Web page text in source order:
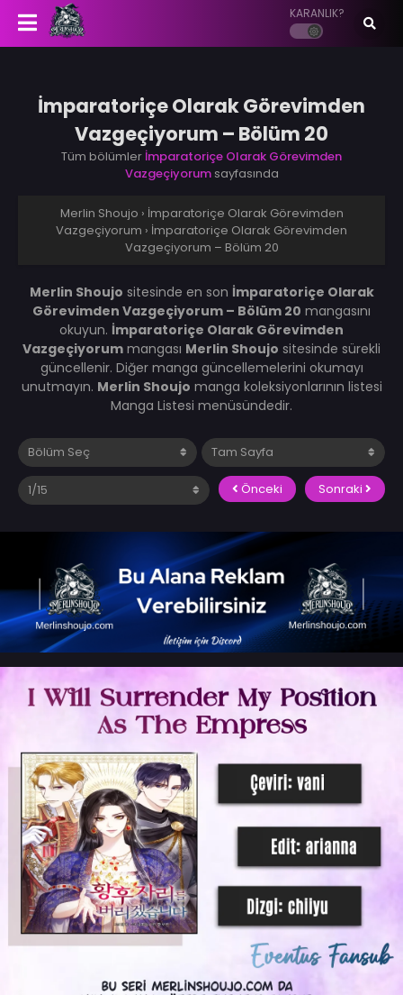
KARANLIK?
İmparatoriçe Olarak Görevimden
Vazgeçiyorum – Bölüm 20
Tüm bölümler İmparatoriçe Olarak Görevimden
Vazgeçiyorumsayfasında
Merlin Shoujo › İmparatoriçe Olarak Görevimden
Vazgeçiyorum › İmparatoriçe Olarak Görevimden
Vazgeçiyorum – Bölüm 20
Merlin Shoujo sitesinde en son İmparatoriçe Olarak
Görevimden Vazgeçiyorum – Bölüm 20 mangasını
okuyun. İmparatoriçe Olarak Görevimden
Vazgeçiyorum mangası Merlin Shoujo sitesinde sürekli
güncellenir. Diğer manga güncellemelerini okumayı
unutmayın. Merlin Shoujo manga koleksiyonlarının listesi
Manga Listesi menüsündedir.
Önceki Sonraki